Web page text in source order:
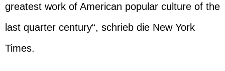
greatest work of American popular culture of the
last quarter century“, schrieb die New York
Times.